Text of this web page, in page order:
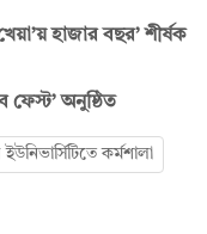
হাজার বছর’ শীর্ষক
ফেস্ট’ অনুষ্ঠিত
কর্মশালা